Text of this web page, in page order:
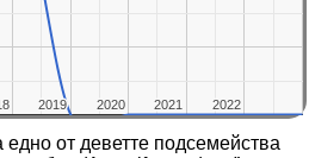
2019
2019 2020
2020 2021
2021 2022
2022
едно от деветте подсемейства